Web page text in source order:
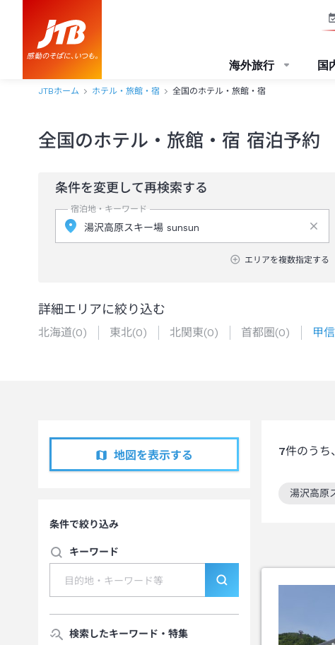
海外旅行 国
JTBホーム ホテル・旅館・宿 全国のホテル・旅館・宿
全国のホテル・旅館・宿 宿泊予約
条件を変更して再検索する
宿泊地・キーワード
エリアを複数指定する
詳細エリアに絞り込む
北海道(0) 東北(0) 北関東(0) 首都圏(0) 甲
地図を表示する
条件で絞り込み
キーワード
検索したキーワード・特集
7件のうち、
湯沢高原
この絞り